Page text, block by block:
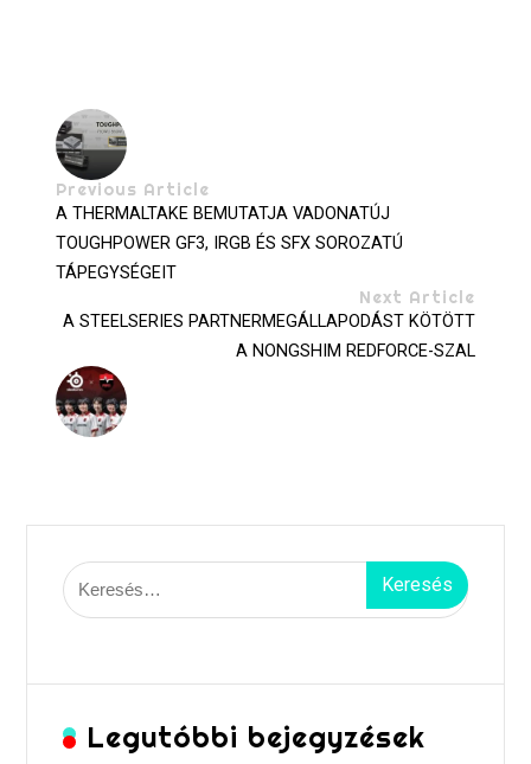
Previous Article
A THERMALTAKE BEMUTATJA VADONATÚJ
TOUGHPOWER GF3, IRGB ÉS SFX SOROZATÚ
TÁPEGYSÉGEIT
Next Article
A STEELSERIES PARTNERMEGÁLLAPODÁST KÖTÖTT
A NONGSHIM REDFORCE-SZAL
Keresés:
Legutóbbi bejegyzések